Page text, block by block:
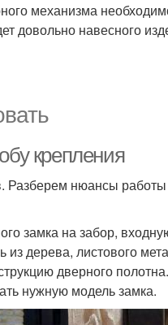
механизма
довольно навесного
крепления
Разберем нюансы работы
замка на забор,
из дерева, листового
дверного
нужную модель замка.